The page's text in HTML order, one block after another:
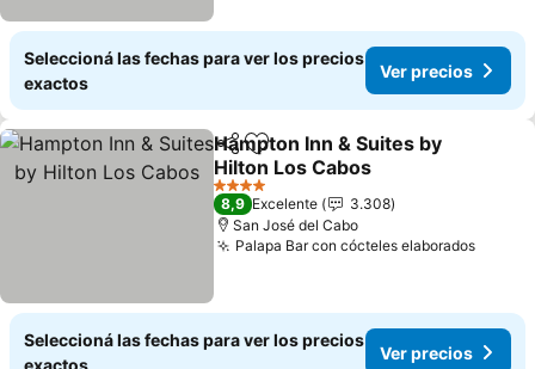
Seleccioná las fechas para ver los precios
exactos
Ver precios
CompartirAñadir a favoritos
Hampton Inn & Suites by
Hilton Los Cabos
4 Estrellas
8,9 Excelente
3.308
San José del Cabo
Palapa Bar con cócteles elaborados
Seleccioná las fechas para ver los precios
exactos
Ver precios